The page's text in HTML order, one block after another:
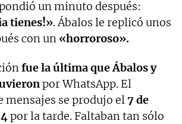
un minuto después:
tienes!». Ábalos le replicó unos
con un «horroroso».
fue la última que Ábalos y
por WhatsApp. El
mensajes se produjo el7 de
por la tarde. Faltaban tan sólo